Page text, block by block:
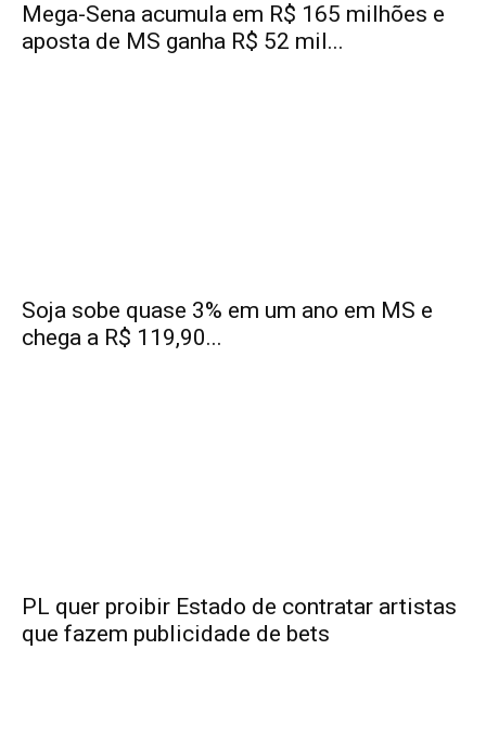
Mega-Sena acumula em R$ 165 milhões e
aposta de MS ganha R$ 52 mil...
Soja sobe quase 3% em um ano em MS e
chega a R$ 119,90...
PL quer proibir Estado de contratar artistas
que fazem publicidade de bets